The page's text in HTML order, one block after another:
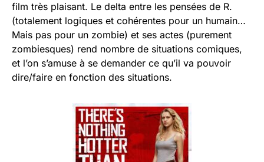
film très plaisant. Le delta entre les pensées de R.
(totalement logiques et cohérentes pour un humain…
Mais pas pour un zombie) et ses actes (purement
zombiesques) rend nombre de situations comiques,
et l’on s’amuse à se demander ce qu’il va pouvoir
dire/faire en fonction des situations.